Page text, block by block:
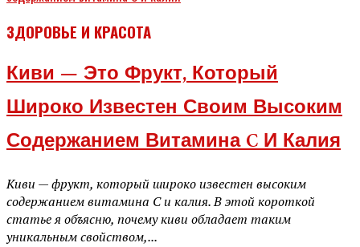
ЗДОРОВЬЕ И КРАСОТА
Киви — Это Фрукт, Который
Широко Известен Своим Высоким
Содержанием Витамина C И Калия
Киви — фрукт, который широко известен высоким
содержанием витамина С и калия. В этой короткой
статье я объясню, почему киви обладает таким
уникальным свойством,...